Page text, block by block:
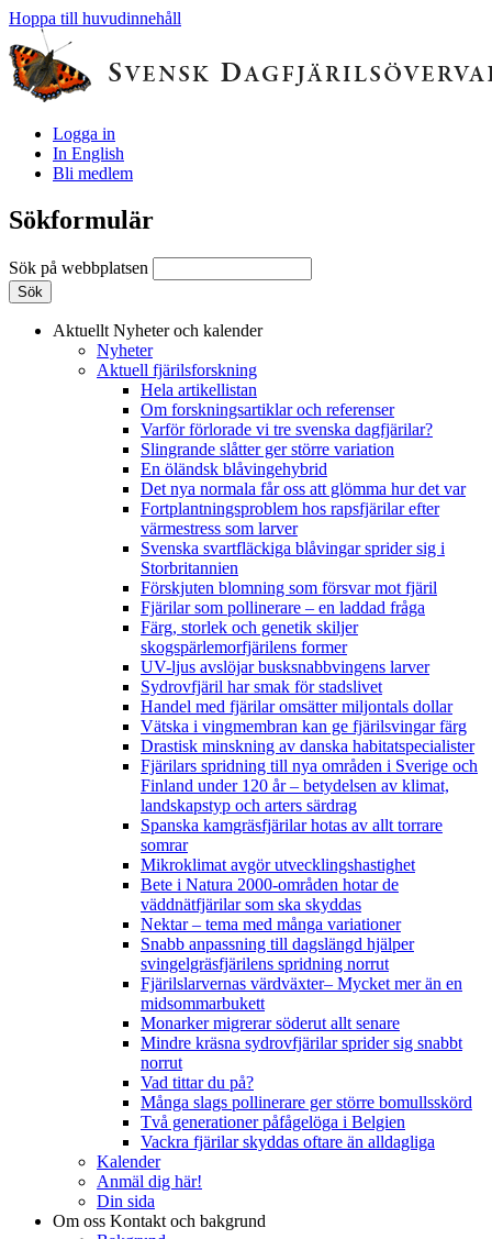
Hoppa till huvudinnehåll
Logga in
In English
Bli medlem
Sökformulär
Sök på webbplatsen
Aktuellt Nyheter och kalender
Nyheter
Aktuell fjärilsforskning
Hela artikellistan
Om forskningsartiklar och referenser
Varför förlorade vi tre svenska dagfjärilar?
Slingrande slåtter ger större variation
En öländsk blåvingehybrid
Det nya normala får oss att glömma hur det var
Fortplantningsproblem hos rapsfjärilar efter
värmestress som larver
Svenska svartfläckiga blåvingar sprider sig i
Storbritannien
Förskjuten blomning som försvar mot fjäril
Fjärilar som pollinerare – en laddad fråga
Färg, storlek och genetik skiljer
skogspärlemorfjärilens former
UV-ljus avslöjar busksnabbvingens larver
Sydrovfjäril har smak för stadslivet
Handel med fjärilar omsätter miljontals dollar
Vätska i vingmembran kan ge fjärilsvingar färg
Drastisk minskning av danska habitatspecialister
Fjärilars spridning till nya områden i Sverige och
Finland under 120 år– betydelsen av klimat,
landskapstyp och arters särdrag
Spanska kamgräsfjärilar hotas av allt torrare
somrar
Mikroklimat avgör utvecklingshastighet
Bete i Natura 2000-områden hotar de
väddnätfjärilar som ska skyddas
Nektar – tema med många variationer
Snabb anpassning till dagslängd hjälper
svingelgräsfjärilens spridning norrut
Fjärilslarvernas värdväxter– Mycket mer än en
midsommarbukett
Monarker migrerar söderut allt senare
Mindre kräsna sydrovfjärilar sprider sig snabbt
norrut
Vad tittar du på?
Många slags pollinerare ger större bomullsskörd
Två generationer påfågelöga i Belgien
Vackra fjärilar skyddas oftare än alldagliga
Kalender
Anmäl dig här!
Din sida
Om oss Kontakt och bakgrund